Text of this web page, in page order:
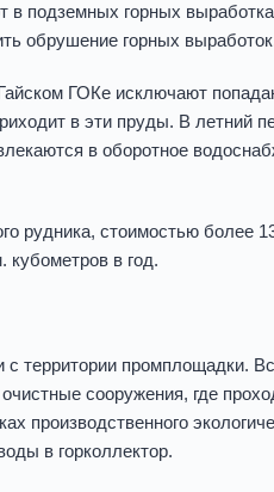
в подземных горных
обрушение горных
ГОКе исключают
в эти пруды. В летний
в оборотное
рудника, стоимостью более
кубометров в год.
территории промплощадки.
сооружения, где
производственного
в горколлектор.